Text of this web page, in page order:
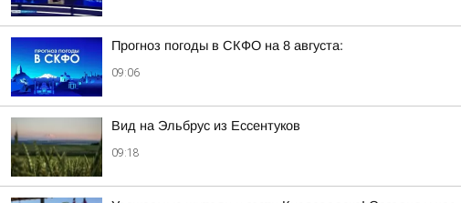
Прогноз погоды в СКФО на 8 августа:
09:06
Вид на Эльбрус из Ессентуков
09:18